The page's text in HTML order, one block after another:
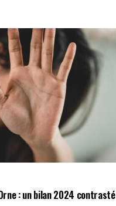
: un bilan 2024 contrasté